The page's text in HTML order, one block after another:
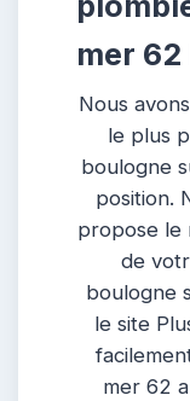
mer
Nous
le plus
boulogne
position.
propose le
de
boulogne
le site
mer 62